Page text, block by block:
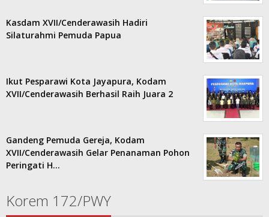
Kasdam XVII/Cenderawasih Hadiri
Silaturahmi Pemuda Papua
Ikut Pesparawi Kota Jayapura, Kodam
XVII/Cenderawasih Berhasil Raih Juara 2
Gandeng Pemuda Gereja, Kodam
XVII/Cenderawasih Gelar Penanaman Pohon
Peringati H…
Korem 172/PWY